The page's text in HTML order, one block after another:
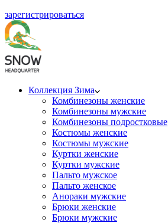
зарегистрироваться
Коллекция Зима
Комбинезоны женские
Комбинезоны мужские
Комбинезоны подростковые
Костюмы женские
Костюмы мужские
Куртки женские
Куртки мужские
Пальто мужское
Пальто женское
Анораки мужские
Брюки женские
Брюки мужские